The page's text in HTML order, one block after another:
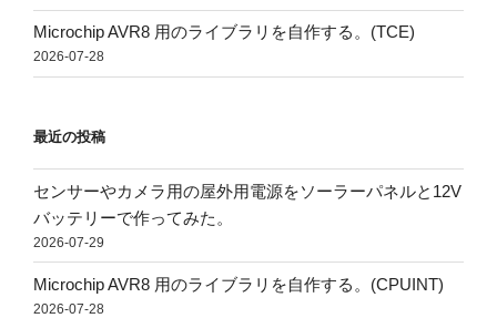
Microchip AVR8 用のライブラリを自作する。(TCE)
2026-07-28
最近の投稿
センサーやカメラ用の屋外用電源をソーラーパネルと12V
バッテリーで作ってみた。
2026-07-29
Microchip AVR8 用のライブラリを自作する。(CPUINT)
2026-07-28